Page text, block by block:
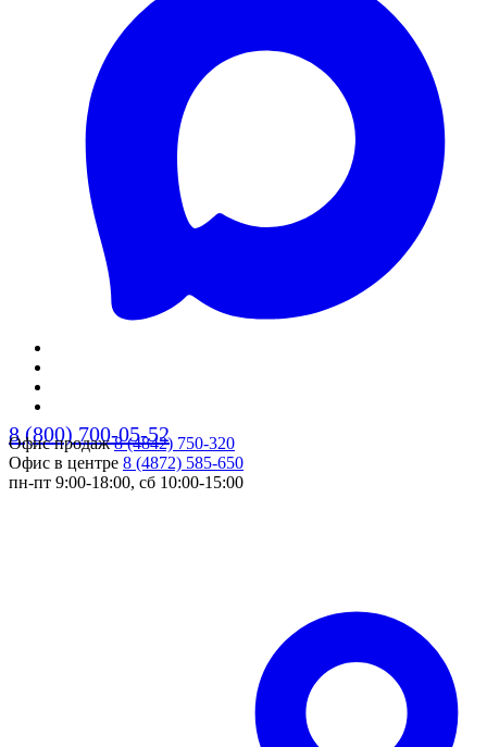
8 (800) 700-05-52
Офис продаж8 (4842) 750-320
Офис в центре 8 (4872) 585-650
пн-пт 9:00-18:00, сб 10:00-15:00